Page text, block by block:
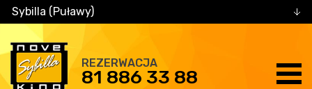
Sybilla (Puławy)
REZERWACJA
81 886 33 88